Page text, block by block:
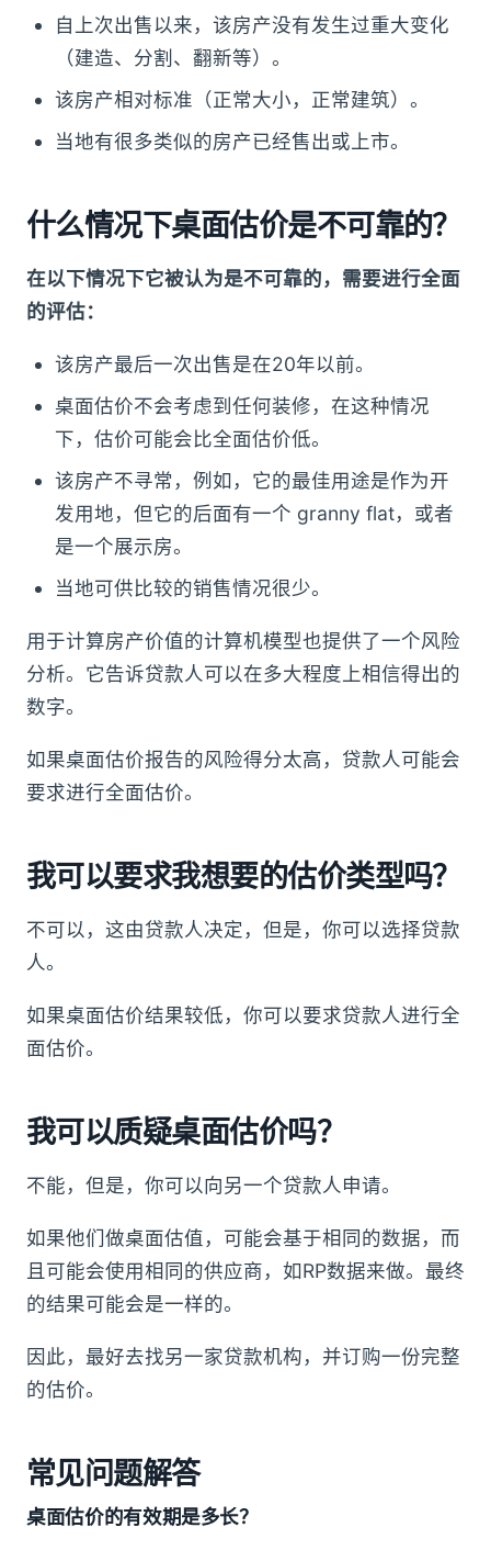
自上次出售以来，该房产没有发生过重大变化
（建造、分割、翻新等）。
该房产相对标准（正常大小，正常建筑）。
当地有很多类似的房产已经售出或上市。
什么情况下桌面估价是不可靠的？
在以下情况下它被认为是不可靠的，需要进行全面
的评估：
该房产最后一次出售是在20年以前。
桌面估价不会考虑到任何装修，在这种情况
下，估价可能会比全面估价低。
该房产不寻常，例如，它的最佳用途是作为开
发用地，但它的后面有一个 granny flat，或者
是一个展示房。
当地可供比较的销售情况很少。
用于计算房产价值的计算机模型也提供了一个风险
分析。它告诉贷款人可以在多大程度上相信得出的
数字。
如果桌面估价报告的风险得分太高，贷款人可能会
要求进行全面估价。
我可以要求我想要的估价类型吗？
不可以，这由贷款人决定，但是，你可以选择贷款
人。
如果桌面估价结果较低，你可以要求贷款人进行全
面估价。
我可以质疑桌面估价吗？
不能，但是，你可以向另一个贷款人申请。
如果他们做桌面估值，可能会基于相同的数据，而
且可能会使用相同的供应商，如RP数据来做。最终
的结果可能会是一样的。
因此，最好去找另一家贷款机构，并订购一份完整
的估价。
常见问题解答
桌面估价的有效期是多长？